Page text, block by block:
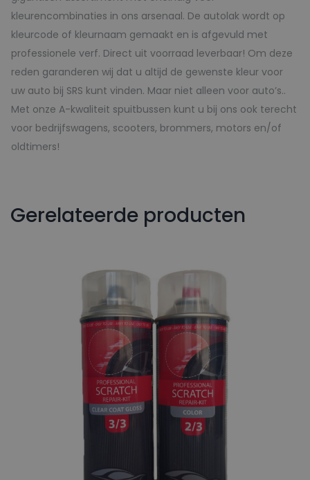
kleurencombinaties in ons arsenaal. De autolak wordt op
kleurcode of kleurnaam gemaakt en is afgevuld met
professionele verf. Direct uit voorraad leverbaar! Om deze
reden garanderen wij dat u altijd de gewenste kleur voor
uw auto bij SRS kunt vinden. Maar niet alleen voor auto’s..
Met onze A-kwaliteit spuitbussen kunt u bij ons ook terecht
voor bedrijfswagens, scooters, brommers, motors en/of
oldtimers!
Gerelateerde producten